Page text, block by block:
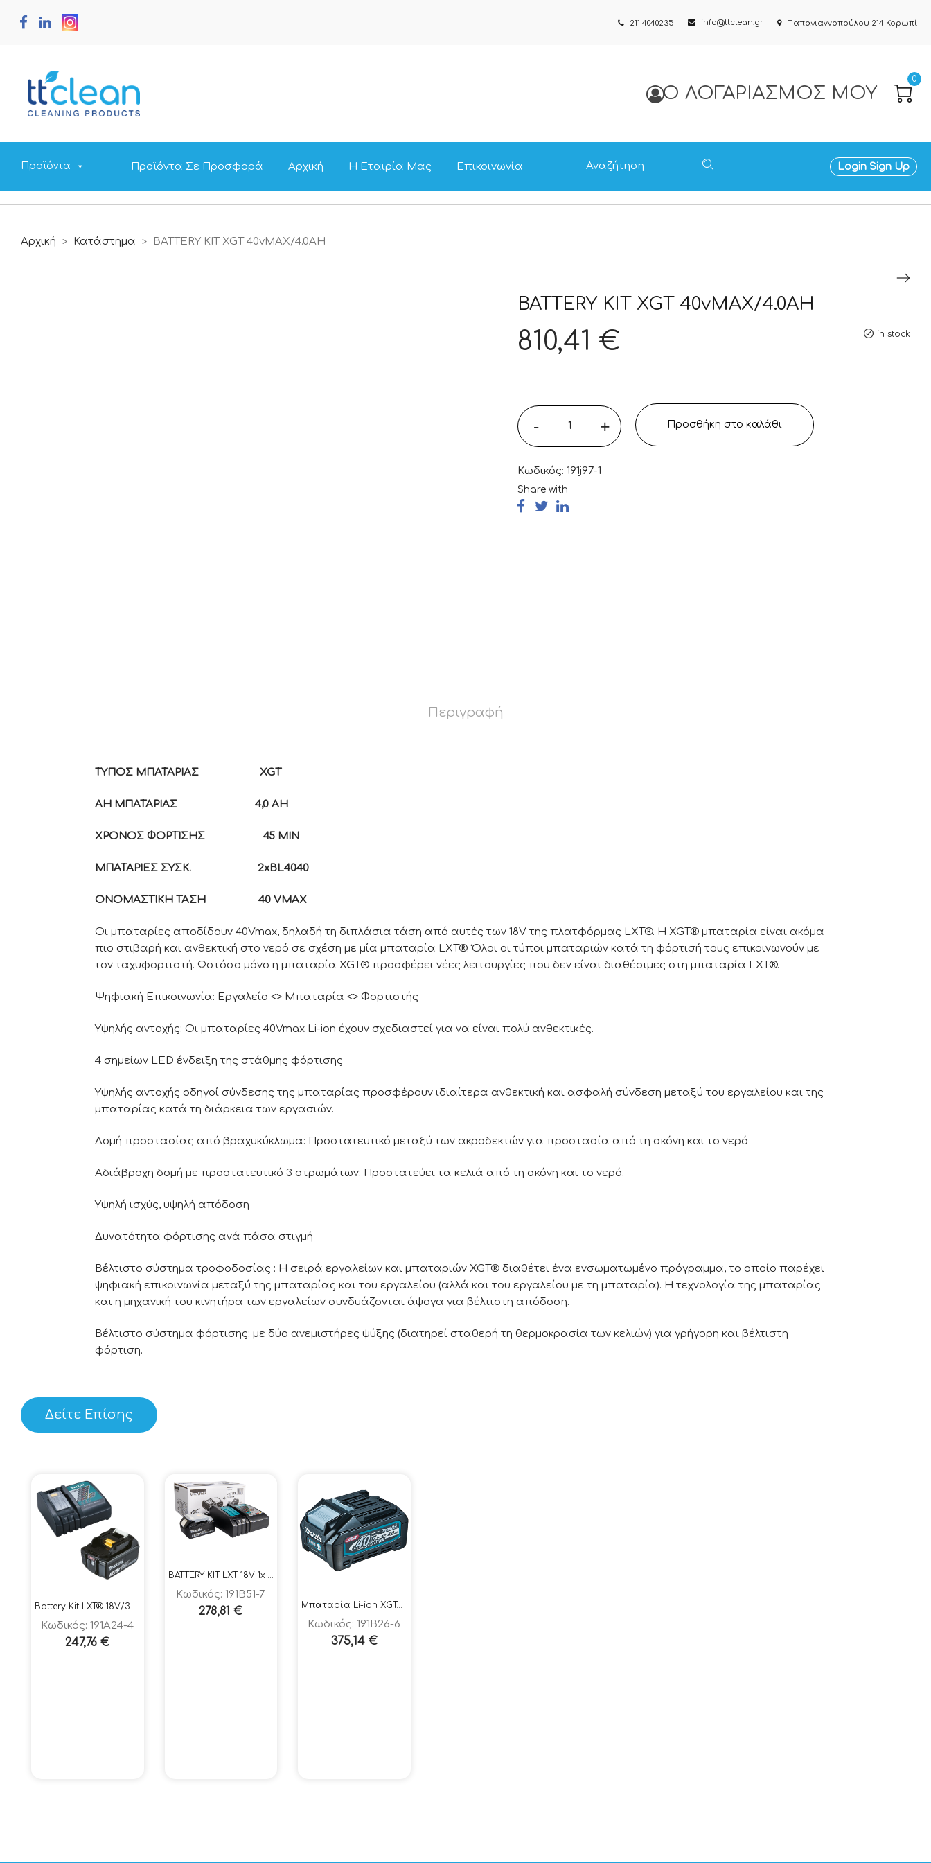
211 4040235 info@ttclean.gr Παπαγιαννοπούλου 214 Κορωπί
Ο ΛΟΓΑΡΙΑΣΜΌΣ ΜΟΥ
0
Προϊόντα Προϊόντα Σε Προσφορά Αρχική Η Εταιρία Μας Επικοινωνία Login Sign Up
Αρχική > Κατάστημα > BATTERY KIT XGT 40vMAX/4.0AH
BATTERY KIT XGT 40vMAX/4.0AH
in stock
810,41 €
- + Προσθήκη στο καλάθι
Κωδικός: 191j97-1
Share with
Περιγραφή
ΤΥΠΟΣ ΜΠΑΤΑΡΙΑΣ XGT
AH ΜΠΑΤΑΡΙΑΣ 4,0 AH
ΧΡΟΝΟΣ ΦΟΡΤΙΣΗΣ 45 MIN
ΜΠΑΤΑΡΙΕΣ ΣΥΣΚ. 2xBL4040
ΟΝΟΜΑΣΤΙΚΗ ΤΑΣΗ 40 VMAX
Οι μπαταρίες αποδίδουν 40Vmax, δηλαδή τη διπλάσια τάση από αυτές των 18V της πλατφόρμας LXT®. Η XGT® μπαταρία είναι ακόμα
πιο στιβαρή και ανθεκτική στο νερό σε σχέση με μία μπαταρία LXT®. Όλοι οι τύποι μπαταριών κατά τη φόρτισή τους επικοινωνούν με
τον ταχυφορτιστή. Ωστόσο μόνο η μπαταρία XGT® προσφέρει νέες λειτουργίες που δεν είναι διαθέσιμες στη μπαταρία LXT®.
Ψηφιακή Επικοινωνία: Εργαλείο <> Μπαταρία <> Φορτιστής
Υψηλής αντοχής: Οι μπαταρίες 40Vmax Li-ion έχουν σχεδιαστεί για να είναι πολύ ανθεκτικές.
4 σημείων LED ένδειξη της στάθμης φόρτισης
Υψηλής αντοχής οδηγοί σύνδεσης της μπαταρίας προσφέρουν ιδιαίτερα ανθεκτική και ασφαλή σύνδεση μεταξύ του εργαλείου και της
μπαταρίας κατά τη διάρκεια των εργασιών.
Δομή προστασίας από βραχυκύκλωμα: Προστατευτικό μεταξύ των ακροδεκτών για προστασία από τη σκόνη και το νερό
Αδιάβροχη δομή με προστατευτικό 3 στρωμάτων: Προστατεύει τα κελιά από τη σκόνη και το νερό.
Υψηλή ισχύς, υψηλή απόδοση
Δυνατότητα φόρτισης ανά πάσα στιγμή
Βέλτιστο σύστημα τροφοδοσίας : Η σειρά εργαλείων και μπαταριών XGT® διαθέτει ένα ενσωματωμένο πρόγραμμα, το οποίο παρέχει
ψηφιακή επικοινωνία μεταξύ της μπαταρίας και του εργαλείου (αλλά και του εργαλείου με τη μπαταρία). Η τεχνολογία της μπαταρίας
και η μηχανική του κινητήρα των εργαλείων συνδυάζονται άψογα για βέλτιστη απόδοση.
Βέλτιστο σύστημα φόρτισης: με δύο ανεμιστήρες ψύξης (διατηρεί σταθερή τη θερμοκρασία των κελιών) για γρήγορη και βέλτιστη
φόρτιση.
Δείτε Επίσης
Κωδικός: 191A24-4
247,76€
BATTERY KIT LXT 18V 1x 5.0Ah
Κωδικός: 191B51-7
278,81€ Μπαταρία Li-ion XGT® 40Vmax/4.0Ah
Κωδικός: 191B26-6
375,14 €